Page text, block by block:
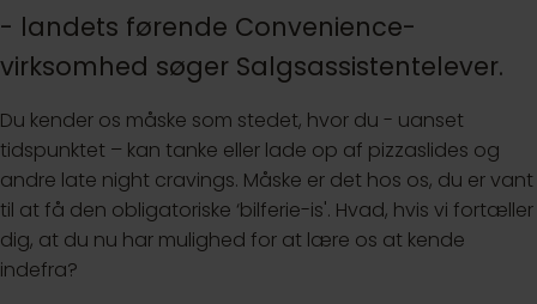
- landets førende Convenience-
virksomhed søger Salgsassistentelever.
Du kender os måske som stedet, hvor du - uanset
tidspunktet – kan tanke eller lade op af pizzaslides og
andre late night cravings. Måske er det hos os, du er vant
til at få den obligatoriske ‘bilferie-is'. Hvad, hvis vi fortæller
dig, at du nu har mulighed for at lære os at kende
indefra?